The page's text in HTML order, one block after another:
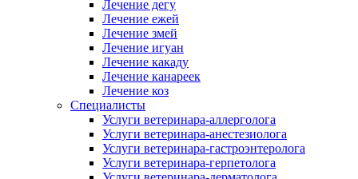
Лечение дегу
Лечение ежей
Лечение змей
Лечение игуан
Лечение какаду
Лечение канареек
Лечение коз
Специалисты
Услуги ветеринара-аллерголога
Услуги ветеринара-анестезиолога
Услуги ветеринара-гастроэнтеролога
Услуги ветеринара-герпетолога